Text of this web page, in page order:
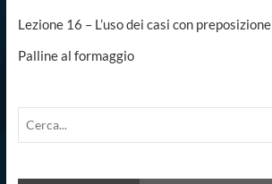
Lezione 16 – L’uso dei casi con preposizione
Palline al formaggio